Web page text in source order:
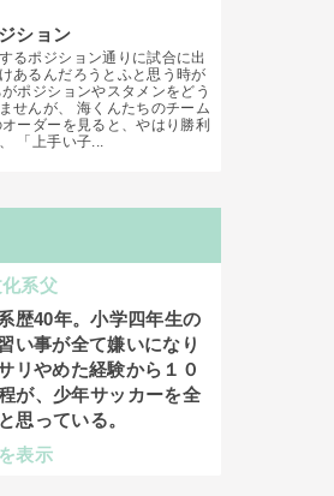
ション
るポジション通りに試合に出
あるんだろうとふと思う時が
ポジションやスタメンをどう
せんが、 海くんたちのチーム
ーダーを見ると、やはり勝利
「上手い子...
系父
歴40年。小学四年生の
い事が全て嫌いになり
リやめた経験から１０
が、少年サッカーを全
思っている。
表示